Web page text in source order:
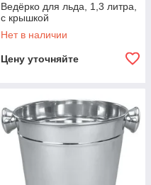
Ведёрко для льда, 1,3 литра,
с крышкой
Нет в наличии
Цену уточняйте